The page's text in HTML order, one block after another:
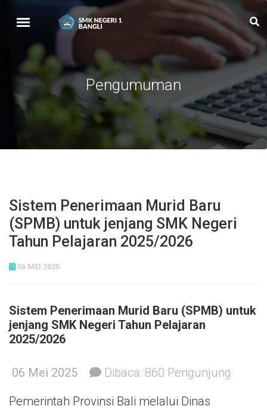
Pengumuman
Sistem Penerimaan Murid Baru
(SPMB) untuk jenjang SMK Negeri
Tahun Pelajaran 2025/2026
06 MEI 2025
Sistem Penerimaan Murid Baru (SPMB) untuk
jenjang SMK Negeri Tahun Pelajaran
2025/2026
06 Mei 2025 Dibaca: 860 Pengunjung
Pemerintah Provinsi Bali melalui Dinas